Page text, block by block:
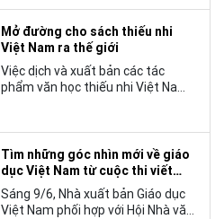
chương trẻ khi cán mốc 1.000 bản
tiêu thụ.
Mở đường cho sách thiếu nhi
Việt Nam ra thế giới
Việc dịch và xuất bản các tác
phẩm văn học thiếu nhi Việt Nam
tế, mà còn góp phần đưa những
câu chuyện mang đậm bản sắc
văn hóa Việt Nam bước ra thế giới.
Tìm những góc nhìn mới về giáo
dục Việt Nam từ cuộc thi viết
“Trang sách và Mái trường”
Sáng 9/6, Nhà xuất bản Giáo dục
Việt Nam phối hợp với Hội Nhà văn